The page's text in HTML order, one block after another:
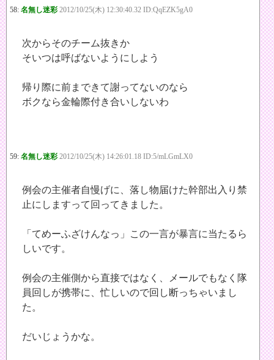
58: 名無し迷彩 2012/10/25(木) 12:30:40.32 ID:QqEZK5gA0
次からそのチーム抜きか
そいつは呼ばないようにしよう
帰り際に前まできて謝ってないのなら
ボクなら金輪際付き合いしないわ
59: 名無し迷彩 2012/10/25(木) 14:26:01.18 ID:5/mLGmLX0
例会の主催者自慢げに、落し物届けた幹部出入り禁
止にしますって回ってきました。
「てめーふざけんなっ」この一言が暴言に当たるら
しいです。
例会の主催側から直接ではなく、メールでもなく隊
員回しが携帯に、忙しいので回し断っちゃいまし
た。
だいじょうかな。